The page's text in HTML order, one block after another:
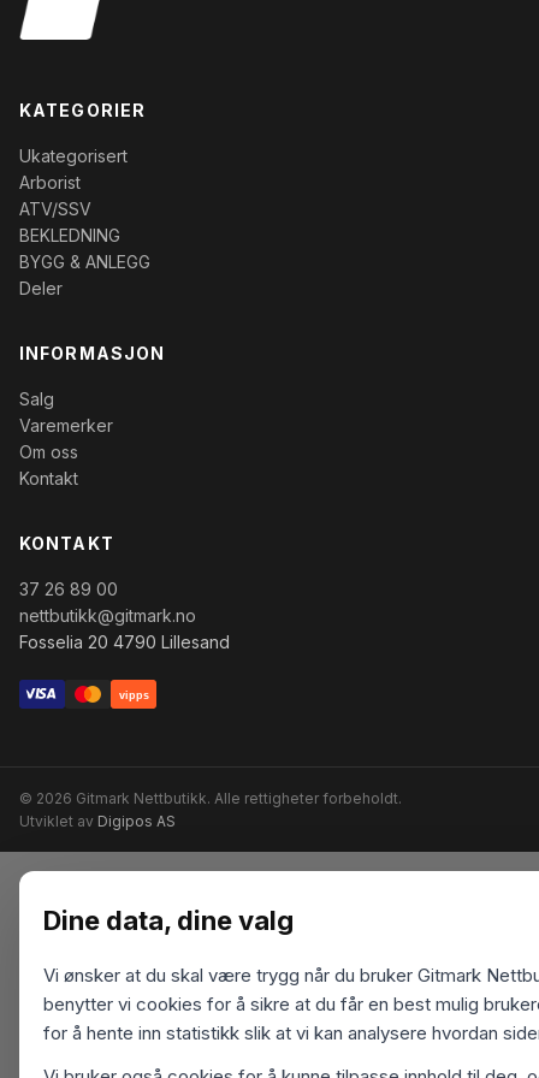
KATEGORIER
Ukategorisert
Arborist
ATV/SSV
BEKLEDNING
BYGG & ANLEGG
Deler
INFORMASJON
Salg
Varemerker
Om oss
Kontakt
KONTAKT
37 26 89 00
nettbutikk@gitmark.no
Fosselia 20 4790 Lillesand
vipps
© 2026 Gitmark Nettbutikk. Alle rettigheter forbeholdt.
Utviklet av Digipos AS
Dine data, dine valg
Vi ønsker at du skal være trygg når du bruker Gitmark
benytter vi cookies for å sikre at du får en best mulig
for å hente inn statistikk slik at vi kan analysere hvordan